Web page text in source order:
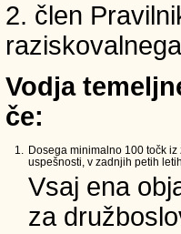
2. člen
Vodja
če:
1. Dosega minimalno 100 točk
uspešnosti, v zadnjih petih
Vsaj ena
za